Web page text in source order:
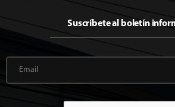
Suscríbete al boletín